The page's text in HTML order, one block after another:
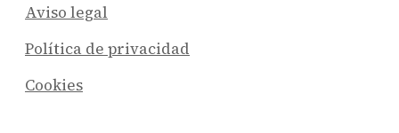
Aviso legal
Política de privacidad
Cookies